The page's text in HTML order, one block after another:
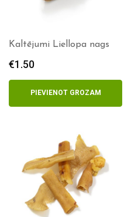
Kaltējumi Liellopa nags
€1.50
PIEVIENOT GROZAM